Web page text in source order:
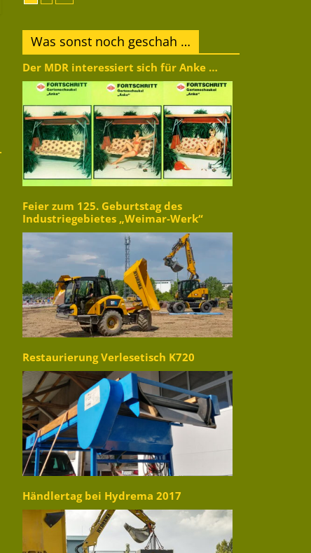
Was sonst noch geschah …
Der MDR interessiert sich für Anke …
Feier zum 125. Geburtstag des
Industriegebietes „Weimar-Werk“
Restaurierung Verlesetisch K720
Händlertag bei Hydrema 2017